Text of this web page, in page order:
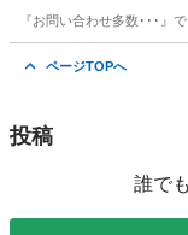
『お問い合わせ多数･･･』
ページTOPへ
投稿
誰で